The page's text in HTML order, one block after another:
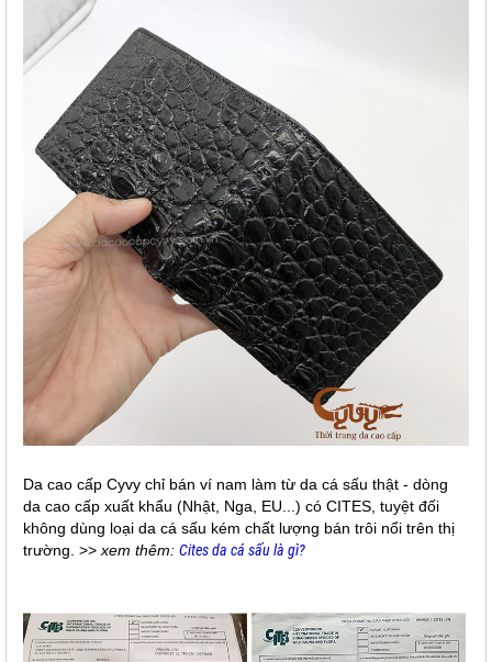
Da cao cấp Cyvy chỉ bán ví nam làm từ da cá sấu thật - dòng
da cao cấp xuất khẩu (Nhật, Nga, EU...) có CITES, tuyệt đối
không dùng loại da cá sấu kém chất lượng bán trôi nổi trên thị
trường. >> xem thêm: Cites da cá sấu là gì?